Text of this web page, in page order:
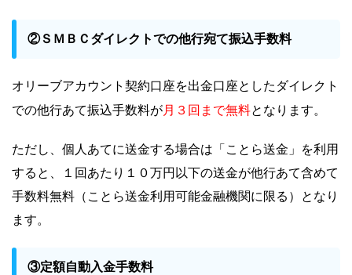
②ＳＭＢＣダイレクトでの他行宛て振込手数料
オリーブアカウント契約口座を出金口座としたダイレクト
での他行あて振込手数料が月３回まで無料となります。
ただし、個人あてに送金する場合は「ことら送金」を利用
すると、１回あたり１０万円以下の送金が他行あて含めて
手数料無料（ことら送金利用可能金融機関に限る）となり
ます。
③定額自動入金手数料